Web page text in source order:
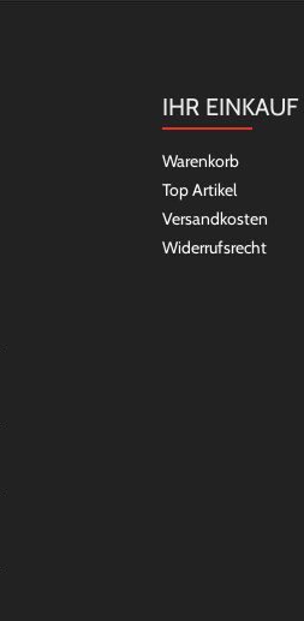
IHR EINKAUF
Warenkorb
Top Artikel
Versandkosten
Widerrufsrecht